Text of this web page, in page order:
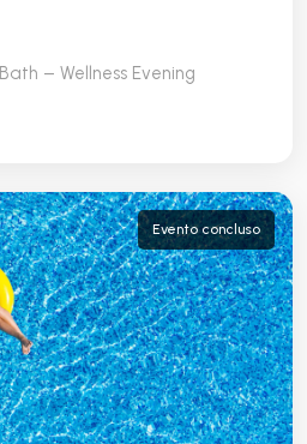
– Wellness Evening
Evento concluso